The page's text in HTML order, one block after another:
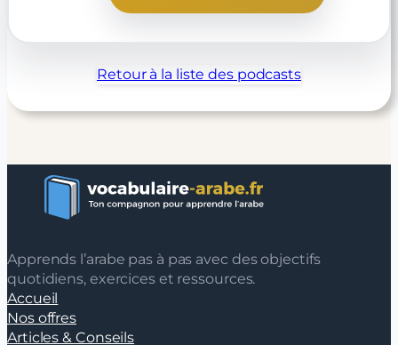
Retour à la liste des podcasts
Apprends l’arabe pas à pas avec des objectifs
quotidiens, exercices et ressources.
Accueil
Nos offres
Articles & Conseils